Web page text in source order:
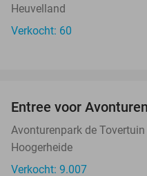
Heuvelland
Verkocht: 60
Entree voor
Avonturenpark de Tovertuin
Hoogerheide
Verkocht: 9.007